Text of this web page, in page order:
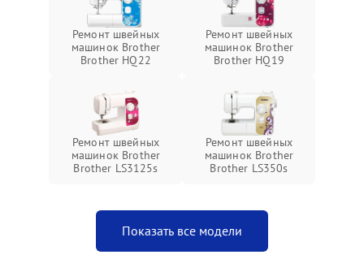
Ремонт швейных
машинок Brother
Brother HQ22
Ремонт швейных
машинок Brother
Brother HQ19
Ремонт швейных
машинок Brother
Brother LS3125s
Ремонт швейных
машинок Brother
Brother LS350s
Показать все модели